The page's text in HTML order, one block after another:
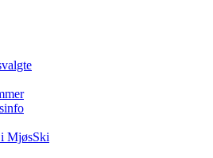
MjøsSki